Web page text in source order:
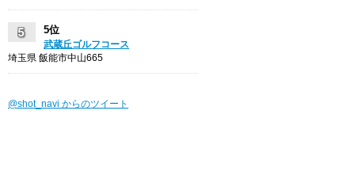
5位
武蔵丘ゴルフコース
埼玉県 飯能市中山665
@shot_navi からのツイート